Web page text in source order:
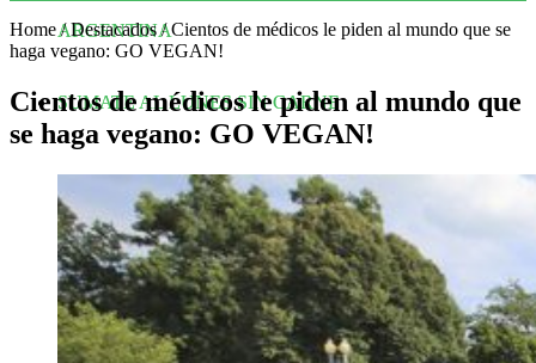
ARGENTINA
SUMATE AL LUNES SIN CARNE
Home/Destacados/Cientos de médicos le piden al mundo que se
haga vegano: GO VEGAN!
Cientos de médicos le piden al mundo que
se haga vegano: GO VEGAN!